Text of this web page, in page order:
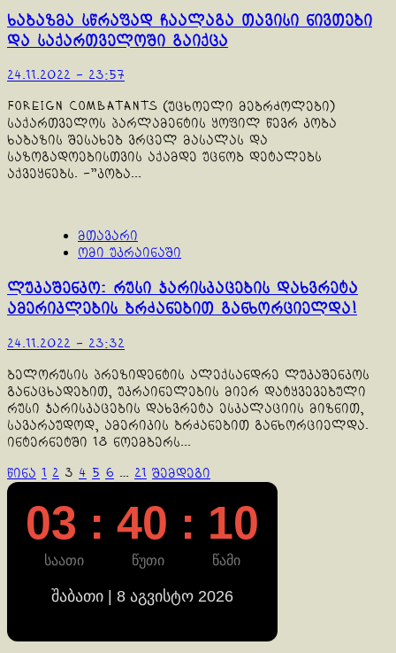
ხაბაზმა სწრაფად ჩაალაგა თავისი ნივთები
და საქართველოში გაიქცა
24.11.2022 - 23:57
Foreign Combatants (უცხოელი მებრძოლები)
საქართველოს პარლამენტის ყოფილ წევრ კობა
ხაბაზის შესახებ ვრცელ მასალას და
საზოგადოებისთვის აქამდე უცნობ დეტალებს
აქვეყნებს. -"კობა...
მთავარი
ომი უკრაინაში
ლუკაშენკო: რუსი ჯარისკაცების დახვრეტა
ამერიკლების ბრძანებით განხორციელდა!
24.11.2022 - 23:32
ბელორუსის პრეზიდენტის ალექსანდრე ლუკაშენკოს
განაცხადებით, უკრაინელების მიერ დატყვევებული
რუსი ჯარისკაცების დახვრეტა ესკალაციის მიზნით,
სავარაუდოდ, ამერიკის ბრძანებით განხორციელდა.
ინტერნეტში 18 ნოემბერს...
ჩანაწერების
გვერდებათ
დაშლა
წინა 1 2 3 4 5 6 … 21 შემდეგი
03 : 40 : 11
საათი წუთი წამი
შაბათი | 8 აგვისტო 2026